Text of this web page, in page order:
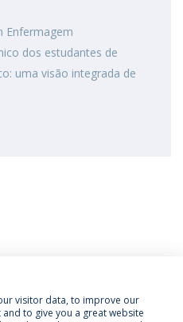
Enfermagem
dos estudantes de
uma visão integrada de
visitor data, to improve our
to give you a great website